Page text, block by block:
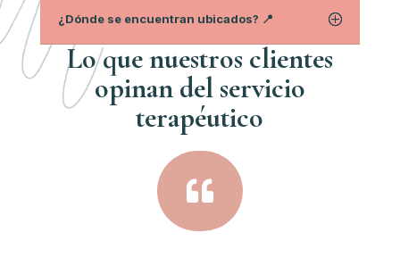
¿Dónde se encuentran ubicados? 📍
Lo que nuestros clientes
opinan del servicio
terapéutico
